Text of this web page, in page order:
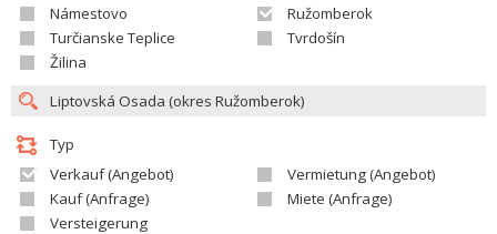
Námestovo
Ružomberok
Turčianske Teplice
Tvrdošín
Žilina
Typ
Verkauf (Angebot)
Vermietung (Angebot)
Kauf (Anfrage)
Miete (Anfrage)
Versteigerung